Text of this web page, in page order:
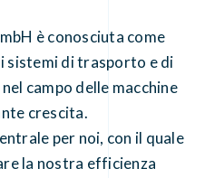
è conosciuta come
sistemi di trasporto e di
campo delle macchine
crescita.
per noi, con il quale
la nostra efficienza